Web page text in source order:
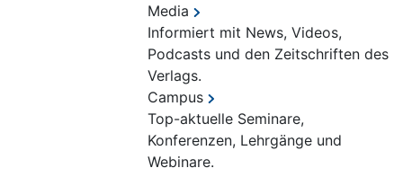
Media
Informiert mit News, Videos,
Podcasts und den Zeitschriften des
Verlags.
Campus
Top-aktuelle Seminare,
Konferenzen, Lehrgänge und
Webinare.